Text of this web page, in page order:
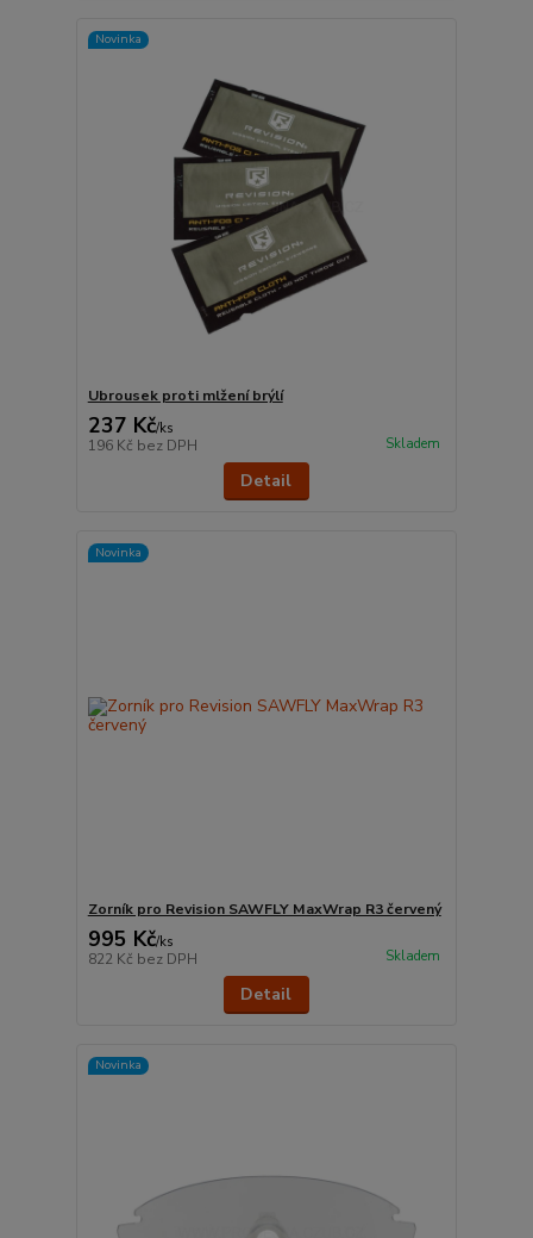
Novinka
Ubrousek proti mlžení brýlí
237 Kč/ks
196 Kč bez DPH Skladem
Detail
Novinka
Zorník pro Revision SAWFLY MaxWrap R3 červený
995 Kč/ks
822 Kč bez DPH Skladem
Detail
Novinka